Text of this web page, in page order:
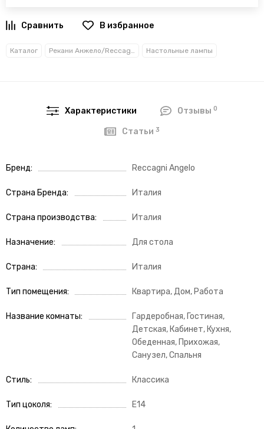
В избранное
Каталог Рекани Анжело/Reccagni Angelo Настольные лампы
Характеристики Отзывы 0
Статьи3
Бренд Reccagni Angelo
Страна Бренда Италия
Страна производства Италия
Назначение Для стола
Страна Италия
Тип помещения Квартира, Дом, Работа
Название комнаты
Гардеробная, Гостиная,
Детская, Кабинет, Кухня,
Обеденная, Прихожая,
Санузел, Спальня
Стиль Классика
Тип цоколя E14